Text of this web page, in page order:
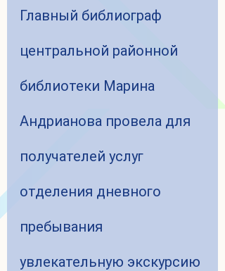
Главный библиограф
центральной районной
библиотеки Марина
Андрианова провела для
получателей услуг
отделения дневного
пребывания
увлекательную экскурсию